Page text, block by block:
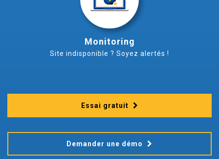
Monitoring
Site indisponible ? Soyez alertés !
Essai gratuit
Demander une démo